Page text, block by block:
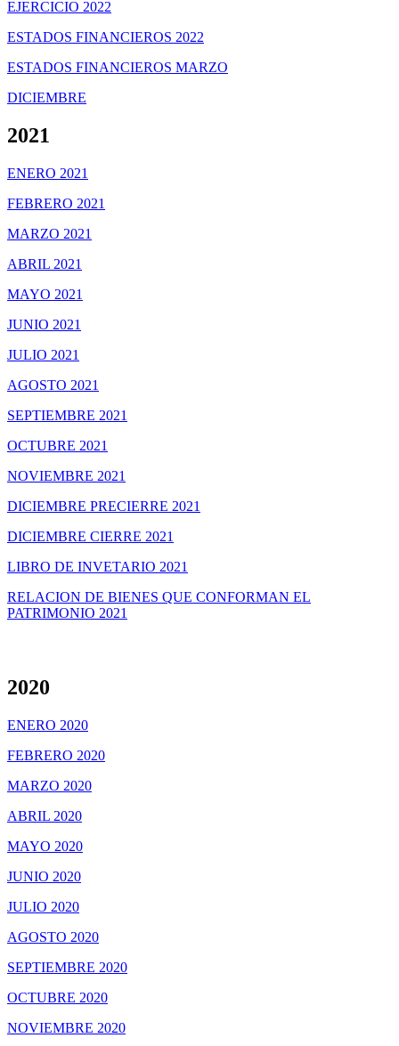
EJERCICIO 2022
ESTADOS FINANCIEROS 2022
ESTADOS FINANCIEROS MARZO
DICIEMBRE
2021
ENERO 2021
FEBRERO 2021
MARZO 2021
ABRIL 2021
MAYO 2021
JUNIO 2021
JULIO 2021
AGOSTO 2021
SEPTIEMBRE 2021
OCTUBRE 2021
NOVIEMBRE 2021
DICIEMBRE PRECIERRE 2021
DICIEMBRE CIERRE 2021
LIBRO DE INVETARIO 2021
RELACION DE BIENES QUE CONFORMAN EL
PATRIMONIO 2021
2020
ENERO 2020
FEBRERO 2020
MARZO 2020
ABRIL 2020
MAYO 2020
JUNIO 2020
JULIO 2020
AGOSTO 2020
SEPTIEMBRE 2020
OCTUBRE 2020
NOVIEMBRE 2020